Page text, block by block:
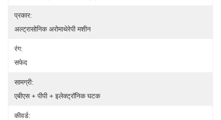
प्रकार:
अल्ट्रासोनिक अरोमाथेरेपी मशीन
रंग:
सफेद
सामग्री:
एबीएस + पीपी + इलेक्ट्रॉनिक घटक
कीवर्ड: